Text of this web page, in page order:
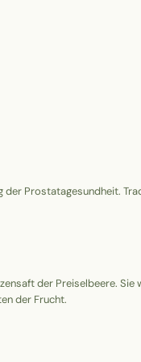
Prostatagesundheit.
der Preiselbeere.
der Frucht.